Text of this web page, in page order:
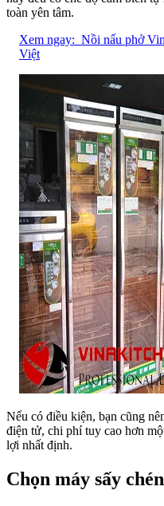
toàn yên tâm.
Xem ngay: Nồi nấu phở
Việt
Nếu có điều kiện, bạn cũng
điện tử, chi phí tuy cao hơn
lợi nhất định.
Chọn máy sấy